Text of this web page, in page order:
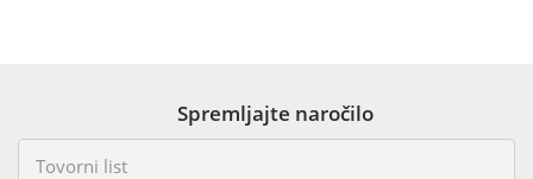
Spremljajte naročilo